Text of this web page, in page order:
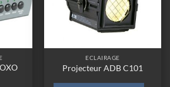
ECLAIRAGE
Projecteur ADB C101